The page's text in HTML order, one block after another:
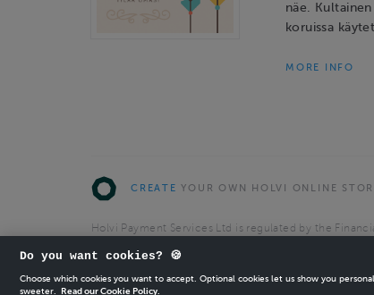
näe.
koruissa
MORE INFO
CREATE YOUR OWN HOLVI ONLINE
Holvi Payment Services Ltd is regulated by the
Do you want cookies? 🍪
Choose which cookies you want to accept. Optional cookies let us show you
sweeter.
Read our Cookie Policy.